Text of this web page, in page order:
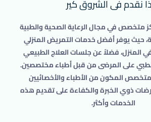
نقدم فى الشروق كير
متخصص في مجال الرعاية الصحية والطبية
حيث يوفر أفضل خدمات التمريض المنزلي
المنزل، فضلاً عن جلسات العلاج الطبيعي
على المرضى من قبل أطباء مختصصين.
المكون من الأطباء والأخصائيين
ذوي الخبرة والكفاءة على تقديم هذه
الخدمات وأكثر.